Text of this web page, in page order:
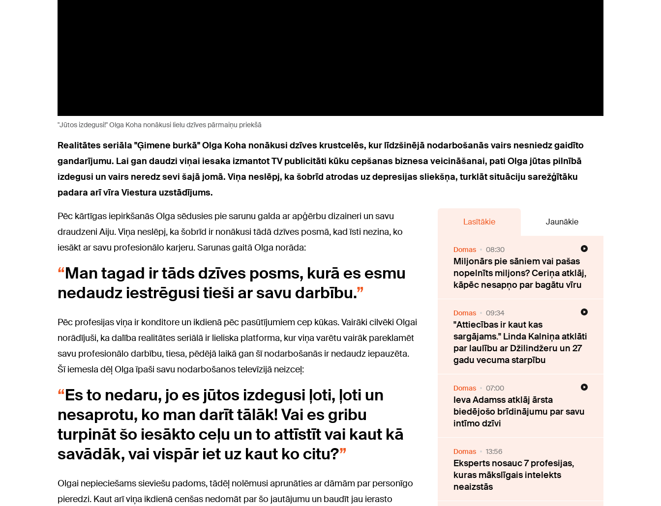
"Jūtos izdegusi!" Olga Koha nonākusi lielu dzīves pārmaiņu priekšā
Realitātes seriāla "Ģimene burkā" Olga Koha nonākusi dzīves krustcelēs, kur līdzšinējā nodarbošanās vairs nesniedz gaidīto
gandarījumu. Lai gan daudzi viņai iesaka izmantot TV publicitāti kūku cepšanas biznesa veicināšanai, pati Olga jūtas pilnībā
izdegusi un vairs neredz sevi šajā jomā. Viņa neslēpj, ka šobrīd atrodas uz depresijas sliekšņa, turklāt situāciju sarežģītāku
padara arī vīra Viestura uzstādījums.
Pēc kārtīgas iepirkšanās Olga sēdusies pie sarunu galda ar apģērbu dizaineri un savu
draudzeni Aiju. Viņa neslēpj, ka šobrīd ir nonākusi tādā dzīves posmā, kad īsti nezina, ko
iesākt ar savu profesionālo karjeru. Sarunas gaitā Olga norāda:
Man tagad ir tāds dzīves posms, kurā es esmu
nedaudz iestrēgusi tieši ar savu darbību.
Pēc profesijas viņa ir konditore un ikdienā pēc pasūtījumiem cep kūkas. Vairāki cilvēki Olgai
norādījuši, ka dalība realitātes seriālā ir lieliska platforma, kur viņa varētu vairāk pareklamēt
savu profesionālo darbību, tiesa, pēdējā laikā gan šī nodarbošanās ir nedaudz iepauzēta.
Šī iemesla dēļ Olga īpaši savu nodarbošanos televīzijā neizceļ:
Es to nedaru, jo es jūtos izdegusi ļoti, ļoti un
nesaprotu, ko man darīt tālāk! Vai es gribu
turpināt šo iesākto ceļu un to attīstīt vai kaut kā
savādāk, vai vispār iet uz kaut ko citu?
Olgai nepieciešams sieviešu padoms, tādēļ nolēmusi aprunāties ar dāmām par personīgo
pieredzi. Kaut arī viņa ikdienā cenšas nedomāt par šo jautājumu un baudīt jau ierasto
Lasītākie Jaunākie
Domas 08:30
Miljonārs pie sāniem vai pašas
nopelnīts miljons? Ceriņa atklāj,
kāpēc nesapņo par bagātu vīru
Domas 09:34
"Attiecības ir kaut kas
sargājams." Linda Kalniņa atklāti
par laulību ar Džilindžeru un 27
gadu vecuma starpību
Domas 07:00
Ieva Adamss atklāj ārsta
biedējošo brīdinājumu par savu
intīmo dzīvi
Domas 13:56
Eksperts nosauc 7 profesijas,
kuras mākslīgais intelekts
neaizstās